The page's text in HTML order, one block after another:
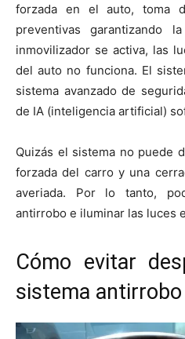
forzada en el auto, toma
preventivas garantizando
inmovilizador se activa, las
del auto no funciona. El
sistema avanzado de
de IA (inteligencia artificial)
Quizás el sistema no puede
forzada del carro y una
averiada. Por lo tanto,
antirrobo e iluminar las luces
Cómo evitar
sistema